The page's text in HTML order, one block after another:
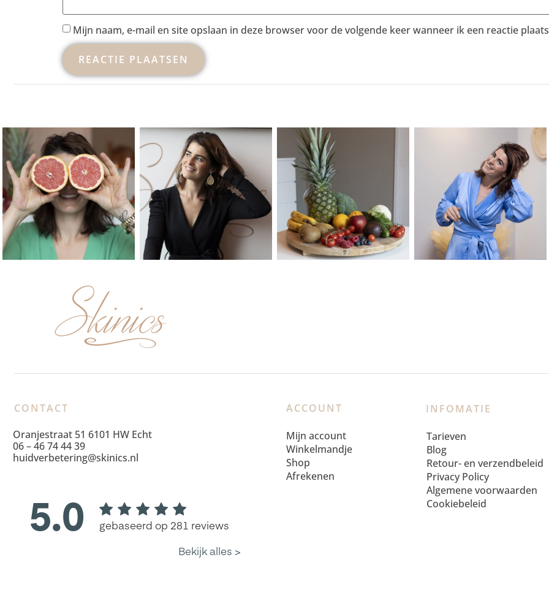
Mijn naam, e-mail en site opslaan in deze browser voor de volgende keer wanneer ik een reactie
CONTACT
Oranjestraat 51 6101 HW Echt
06 – 46 74 44 39
huidverbetering@skinics.nl
ACCOUNT
Mijn account
Winkelmandje
Shop
Afrekenen
INFOMATIE
Tarieven
Blog
Retour- en verzendbeleid
Privacy Policy
Algemene voorwaarden
Cookiebeleid